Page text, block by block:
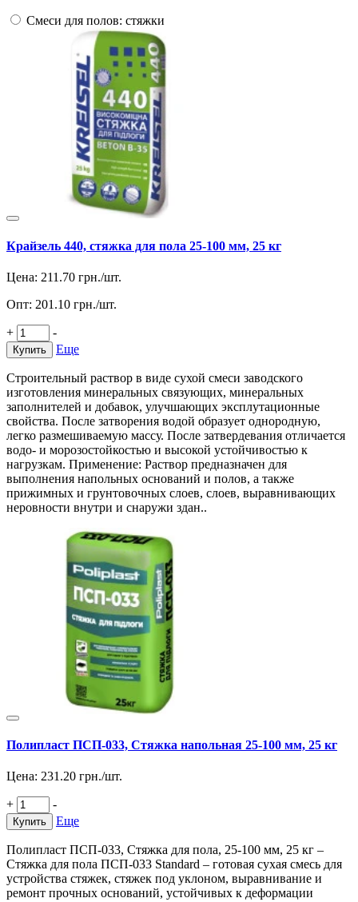
Смеси для полов: стяжки
Крайзель 440, стяжка для пола 25-100 мм, 25 кг
Цена: 211.70 грн./шт.
Опт: 201.10 грн./шт.
+ -
Купить Еще
Строительный раствор в виде сухой смеси заводского
изготовления минеральных связующих, минеральных
заполнителей и добавок, улучшающих эксплутационные
свойства. После затворения водой образует однородную,
легко размешиваемую массу. После затвердевания отличается
водо- и морозостойкостью и высокой устойчивостью к
нагрузкам. Применение: Раствор предназначен для
выполнения напольных оснований и полов, а также
прижимных и грунтовочных слоев, слоев, выравнивающих
неровности внутри и снаружи здан..
Полипласт ПСП-033, Стяжка напольная 25-100 мм, 25 кг
Цена: 231.20 грн./шт.
+ -
Купить Еще
Полипласт ПСП-033, Стяжка для пола, 25-100 мм, 25 кг –
Стяжка для пола ПСП-033 Standard – готовая сухая смесь для
устройства стяжек, стяжек под уклоном, выравнивание и
ремонт прочных оснований, устойчивых к деформации